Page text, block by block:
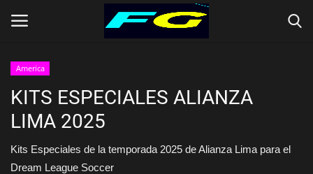
Contact
Inicio
America
KITS ESPECIALES ALIANZA
LIMA 2025
Kits Especiales de la temporada 2025 de Alianza Lima para el
Dream League Soccer